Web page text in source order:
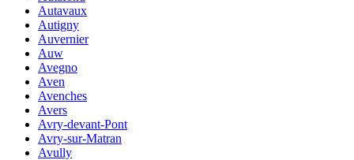
Autavaux
Autigny
Auvernier
Auw
Avegno
Aven
Avenches
Avers
Avry-devant-Pont
Avry-sur-Matran
Avully